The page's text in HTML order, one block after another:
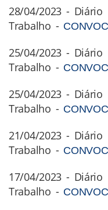
28/04/2023 - Diário
Trabalho -
25/04/2023 - Diário
Trabalho -
25/04/2023 - Diário
Trabalho -
21/04/2023 - Diário
Trabalho -
17/04/2023 -
Trabalho -